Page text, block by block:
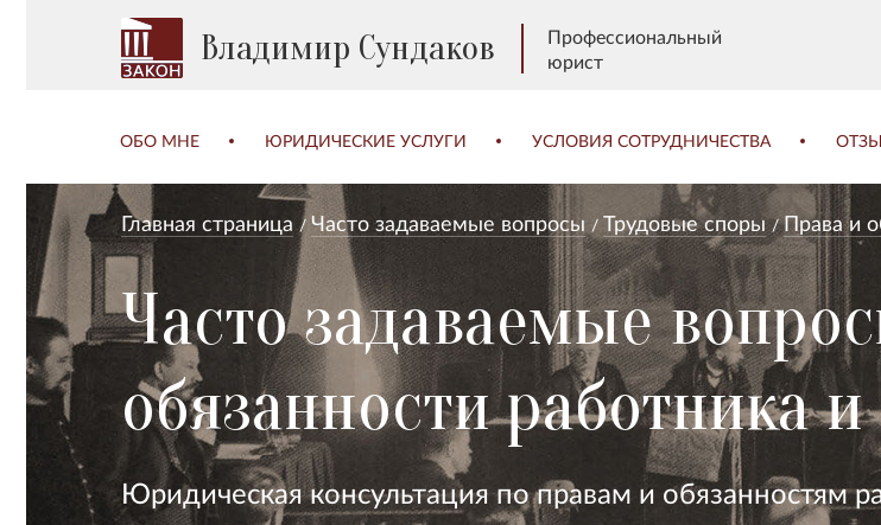
Владимир Сундаков
Профессиональный
юрист
ОБО МНЕ ЮРИДИЧЕСКИЕ УСЛУГИ УСЛОВИЯ СОТРУДНИЧЕСТВА
Главная страница Часто задаваемые вопросы Трудовые споры Права и
Часто задаваемые
обязанности работника и
Юридическая консультация по правам и обязанностям